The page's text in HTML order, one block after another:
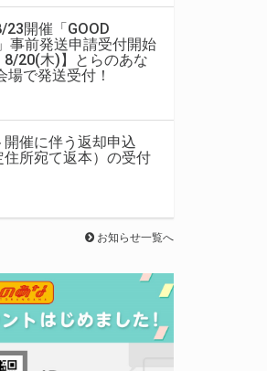
23開催「GOOD
事前発送申請受付開始
8/20(木)】とらのあな
で発送受付！
開催に伴う返却申込
住所宛て返本）の受付
お知らせ一覧へ